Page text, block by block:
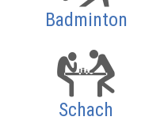
Badminton
Schach